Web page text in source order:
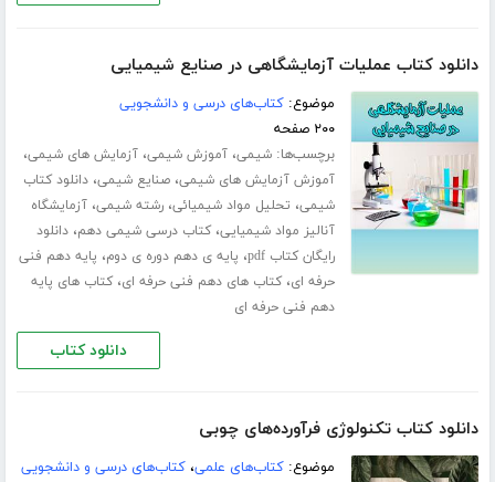
دانلود کتاب عملیات آزمایشگاهی در صنایع شیمیایی
موضوع:کتاب‌های درسی و دانشجویی
۲۰۰ صفحه
برچسب‌ها:شیمی،آموزش شیمی،آزمایش های شیمی،
آموزش آزمایش های شیمی،صنایع شیمی،دانلود کتاب
شیمی، تحلیل مواد شیمیائی،رشته شیمی،آزمایشگاه
آنالیز مواد شیمیایی،کتاب درسی شیمی دهم،دانلود
رایگان کتاب pdf
، پایه ی دهم دوره ی دوم، پایه دهم فنی
حرفه ای،کتاب های دهم فنی حرفه ای،کتاب های پایه
دهم فنی حرفه ای
دانلود کتاب
دانلود کتاب تکنولوژی فرآورده‌های چوبی
موضوع:کتاب‌های علمی،کتاب‌های درسی و دانشجویی